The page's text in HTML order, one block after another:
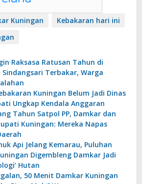
Kuningan
Kebakaran hari ini
Raksasa Ratusan Tahun di
Sindangsari Terbakar, Warga
Kuningan Belum Jadi Dinas
Ungkap Kendala Anggaran
Tahun Satpol PP, Damkar dan
Kuningan: Mereka Napas
Api Jelang Kemarau, Puluhan
Digembleng Damkar Jadi
Hutan
50 Menit Damkar Kuningan